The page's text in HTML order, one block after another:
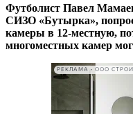
Футболист Павел
СИЗО «Бутырка»,
камеры в 12-местную,
многоместных камер